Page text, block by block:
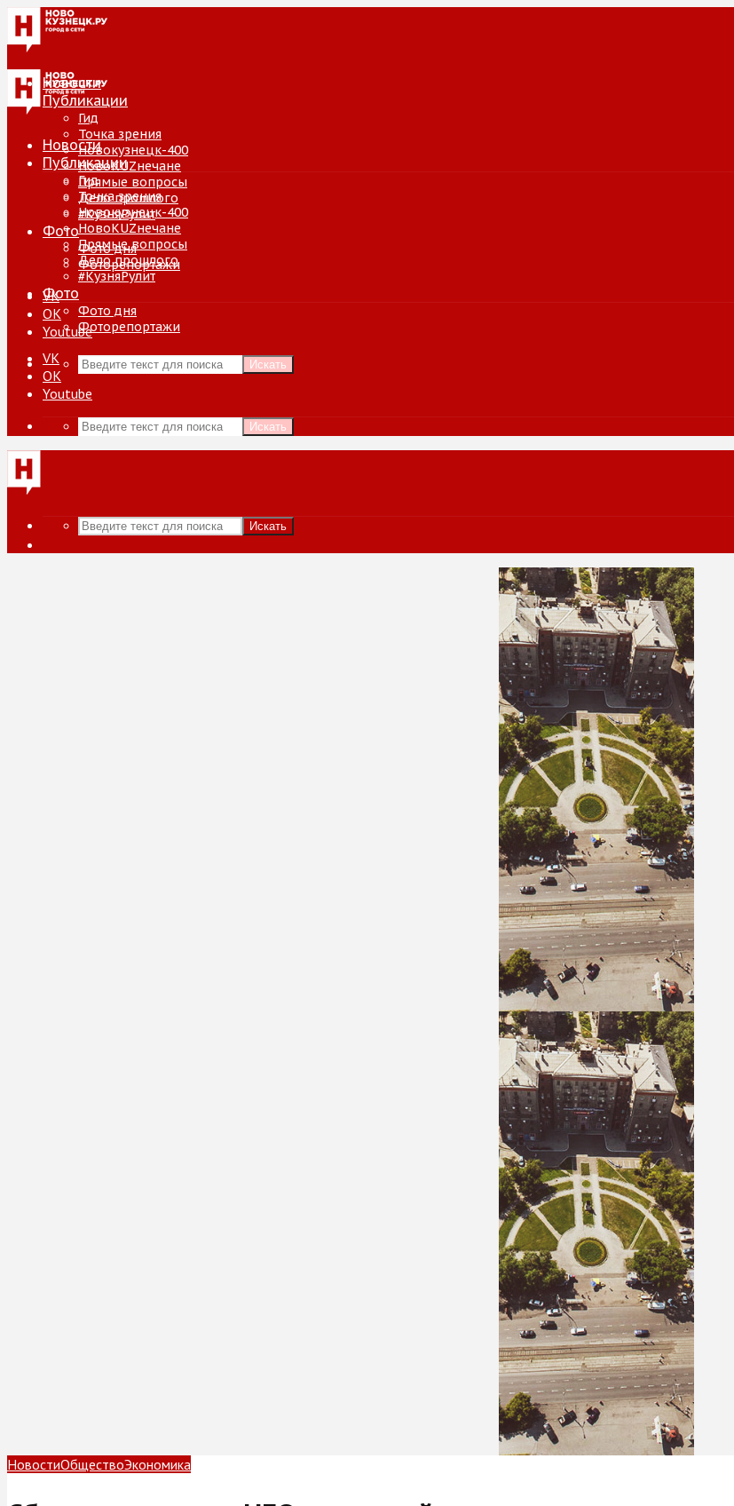
Новости
Публикации
Гид
Точка зрения
Новокузнецк-400
НовоKUZнечане
Прямые вопросы
Дело прошлого
#КузняРулит
Фото
Фото дня
Фоторепортажи
VK
ОК
Youtube
Искать
Новости
Публикации
Гид
Точка зрения
Новокузнецк-400
НовоKUZнечане
Прямые вопросы
Дело прошлого
#КузняРулит
Фото
Фото дня
Фоторепортажи
VK
ОК
Youtube
Искать
Искать
НовостиОбществоЭкономика